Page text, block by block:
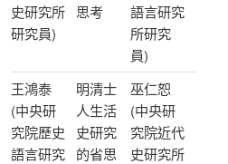
史研究所
研究員)
思考
語言研究
所研究
員)
王鴻泰
(中央研
究院歷史
語言研究
明清士
人生活
史研究
的省思
巫仁恕
(中央研
究院近代
史研究所